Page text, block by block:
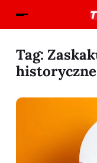
Tag:
historyczne